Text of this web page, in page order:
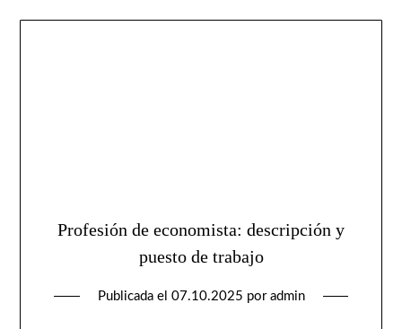
Profesión de economista: descripción y
puesto de trabajo
Publicada el 07.10.2025 por admin